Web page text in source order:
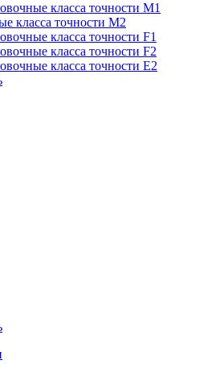
класса точности M1
класса точности M2
класса точности F1
класса точности F2
класса точности E2